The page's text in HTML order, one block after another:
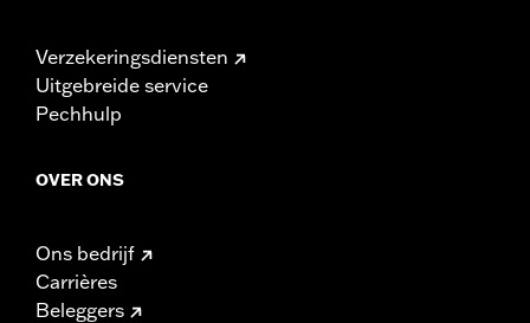
Verzekeringsdiensten
Uitgebreide service
Pechhulp
OVER ONS
Ons bedrijf
Carrières
Beleggers